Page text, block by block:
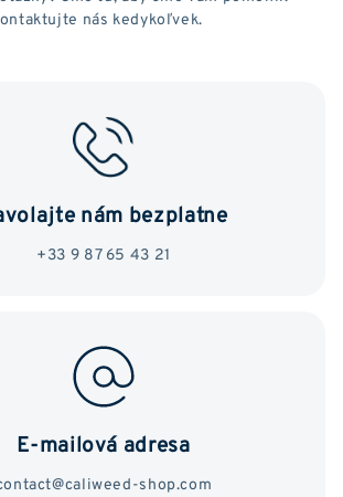
nás kedykoľvek.
nám bezplatne
+33 9 87 65 43 21
E-mailová adresa
shop.com